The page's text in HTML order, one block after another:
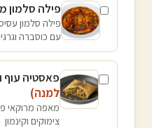
פילה סלמון
פילה סלמון
עם כוסברה
פאסטיה עוף
למנה)
מאפה מרוקאי
צימוקים וקינמון